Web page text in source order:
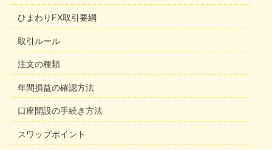
ひまわりFX取引要綱
取引ルール
注文の種類
年間損益の確認方法
口座開設の手続き方法
スワップポイント